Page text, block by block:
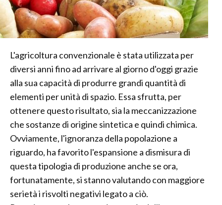
L'agricoltura convenzionale è stata utilizzata per
diversi anni fino ad arrivare al giorno d'oggi grazie
alla sua capacità di produrre grandi quantità di
elementi per unità di spazio. Essa sfrutta, per
ottenere questo risultato, sia la meccanizzazione
che sostanze di origine sintetica e quindi chimica.
Ovviamente, l'ignoranza della popolazione a
riguardo, ha favorito l'espansione a dismisura di
questa tipologia di produzione anche se ora,
fortunatamente, si stanno valutando con maggiore
serietà i risvolti negativi legato a ciò.